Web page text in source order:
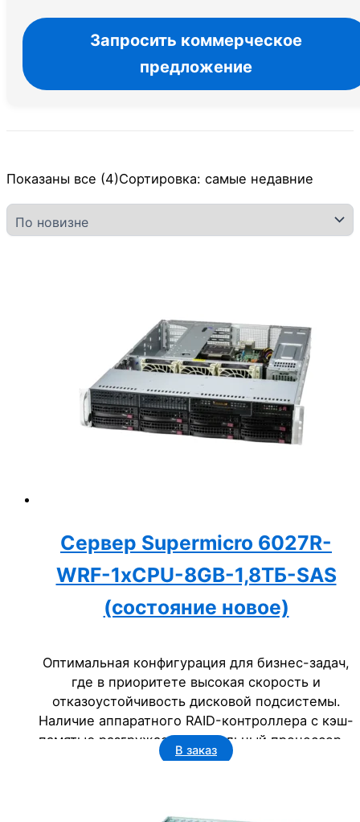
Запросить коммерческое
предложение
Показаны все (4)Сортировка: самые недавние
Сервер Supermicro 6027R-
WRF-1xCPU-8GB-1,8ТБ-SAS
(состояние новое)
Оптимальная конфигурация для бизнес-задач,
где в приоритете высокая скорость и
отказоустойчивость дисковой подсистемы.
Наличие аппаратного RAID-контроллера с кэш-
памятью разгружает центральный процессор и
обеспечивает максимальную
В заказ